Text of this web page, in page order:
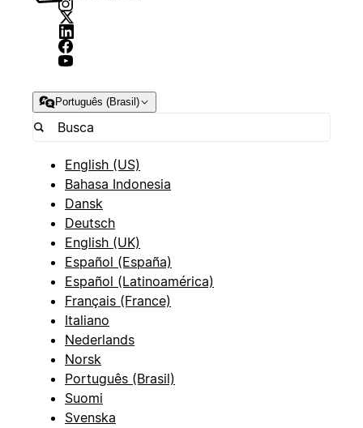
Português (Brasil)
English (US)
Bahasa Indonesia
Dansk
Deutsch
English (UK)
Español (España)
Español (Latinoamérica)
Français (France)
Italiano
Nederlands
Norsk
Português (Brasil)
Suomi
Svenska